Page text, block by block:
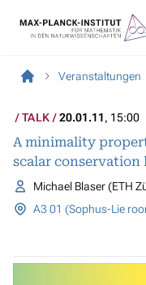
Veranstaltungen
TALK 20.01.11, 15:00
A minimality
scalar conservation
Michael Blaser (ETH
A3 01 (Sophus-Lie